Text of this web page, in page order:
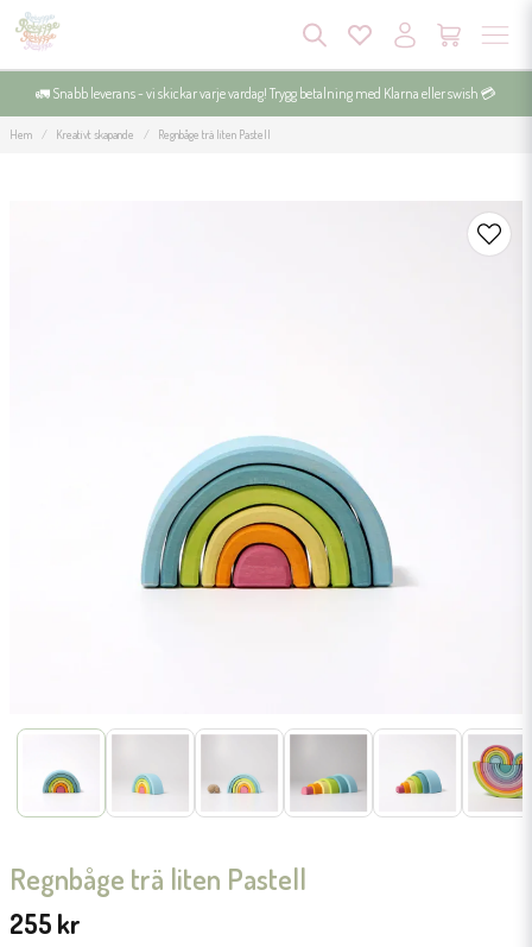
🚛 Snabb leverans - vi skickar varje vardag! Trygg betalning med Klarna eller swish 💳
Hem Kreativt skapande Regnbåge trä liten Pastell
Regnbåge trä liten Pastell
255 kr